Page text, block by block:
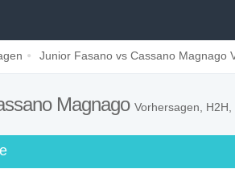
Junior Fasano vs Cassano Magnago
Magnago Vorhersagen,